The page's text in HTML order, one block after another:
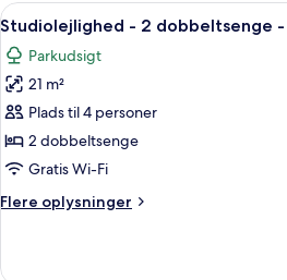
kingsize-
seng
parkudsigt
Indlæs
alle
billeder
af
Studiolejlighed
-
2
-
Et
11
Studiolejlighed - 2 dobbeltsenge
Parkudsigt
21 m²
Plads til 4 personer
2 dobbeltsenge
Gratis Wi-Fi
Flere oplysninger
Flere